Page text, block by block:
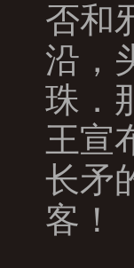
否和
沿，
珠．
王宣
长矛
客！